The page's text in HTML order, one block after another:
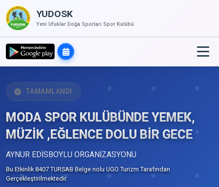
YUDOSK
Yeni Ufuklar Doğa Sporları Spor Kulübü
TAMAMLANDI
MODA SPOR KULÜBÜNDE YEMEK,
MÜZİK ,EĞLENCE DOLU BİR GECE
AYNUR EDİSBOYLU ORGANİZASYONU
Bu Etkinlik 8407 TURSAB Belge nolu UGO Turizm Tarafından
Gerçekleştirilmektedir.